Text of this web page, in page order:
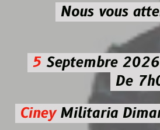
Nous vous
Septembre 2026 -3
De 7h00 à
MilitariaDimanche25